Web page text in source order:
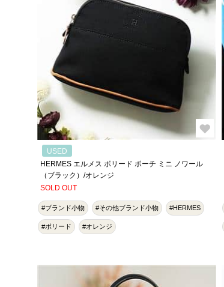
USED
HERMES エルメス ボリード ポーチ ミニ ノワール
（ブラック）/オレンジ
SOLD OUT
#ブランド小物 #その他ブランド小物 #HERMES
#ボリード #オレンジ